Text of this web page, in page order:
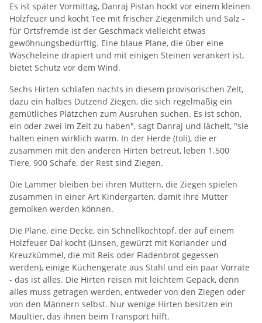
Es ist später Vormittag, Danraj Pistan hockt vor einem kleinen
Holzfeuer und kocht Tee mit frischer Ziegenmilch und Salz -
für Ortsfremde ist der Geschmack vielleicht etwas
gewöhnungsbedürftig. Eine blaue Plane, die über eine
Wäscheleine drapiert und mit einigen Steinen verankert ist,
bietet Schutz vor dem Wind.
Sechs Hirten schlafen nachts in diesem provisorischen Zelt,
dazu ein halbes Dutzend Ziegen, die sich regelmäßig ein
gemütliches Plätzchen zum Ausruhen suchen. Es ist schön,
ein oder zwei im Zelt zu haben", sagt Danraj und lächelt, "sie
halten einen wirklich warm. In der Herde (toli), die er
zusammen mit den anderen Hirten betreut, leben 1.500
Tiere, 900 Schafe, der Rest sind Ziegen.
Die Lämmer bleiben bei ihren Müttern, die Ziegen spielen
zusammen in einer Art Kindergarten, damit ihre Mütter
gemolken werden können.
Die Plane, eine Decke, ein Schnellkochtopf, der auf einem
Holzfeuer Dal kocht (Linsen, gewürzt mit Koriander und
Kreuzkümmel, die mit Reis oder Fladenbrot gegessen
werden), einige Küchengeräte aus Stahl und ein paar Vorräte
- das ist alles. Die Hirten reisen mit leichtem Gepäck, denn
alles muss getragen werden, entweder von den Ziegen oder
von den Männern selbst. Nur wenige Hirten besitzen ein
Maultier, das ihnen beim Transport hilft.